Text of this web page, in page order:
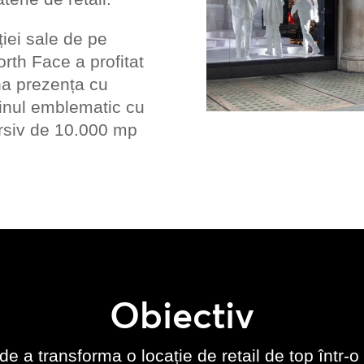
sale de pe
Face a profitat
prezența cu
emblematic cu
de 10.000 mp
Obiectiv
a transforma o locație de retail de top într-